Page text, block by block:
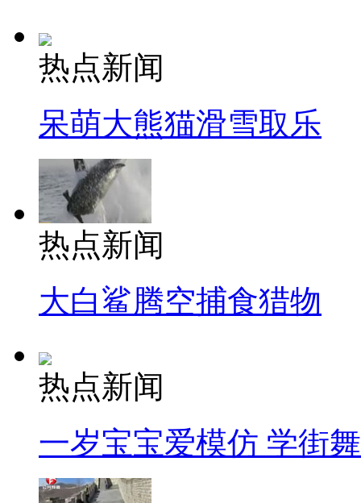
热点新闻
呆萌大熊猫滑雪取乐
热点新闻
大白鲨腾空捕食猎物
热点新闻
一岁宝宝爱模仿 学街